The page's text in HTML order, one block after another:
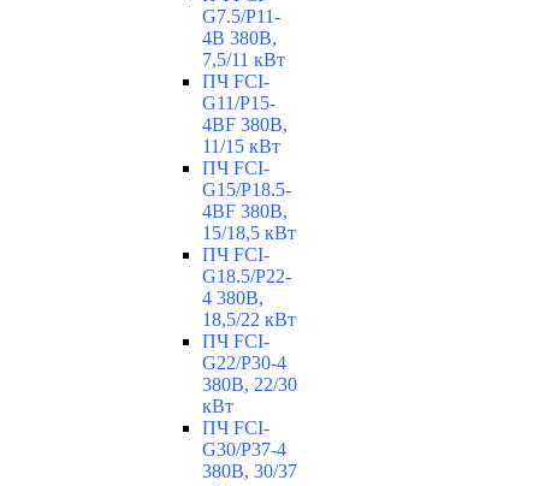
G7.5/P11-
4B 380В,
7,5/11 кВт
ПЧ FCI-
G11/P15-
4BF 380В,
11/15 кВт
ПЧ FCI-
G15/P18.5-
4BF 380В,
15/18,5 кВт
ПЧ FCI-
G18.5/P22-
4 380В,
18,5/22 кВт
ПЧ FCI-
G22/P30-4
380В, 22/30
кВт
ПЧ FCI-
G30/P37-4
380В, 30/37